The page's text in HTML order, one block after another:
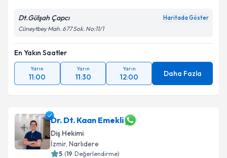
Dt.Gülşah Çapcı Haritada Göster
Cüneytbey Mah. 677 Sok. No:11/1
En Yakın Saatler
Yarın
11:00
Yarın
11:30
Yarın
12:00 Daha Fazla
Dr. Dt. Kaan Emekli
Diş Hekimi
İzmir, Narlıdere
5 (19 Değerlendirme)